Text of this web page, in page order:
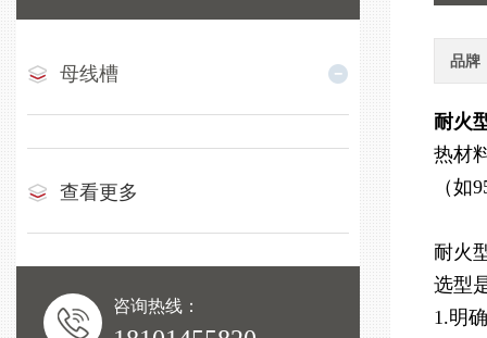
母线槽
查看更多
咨询热线：
品牌
耐火
热材
（
耐火
选型
1.明